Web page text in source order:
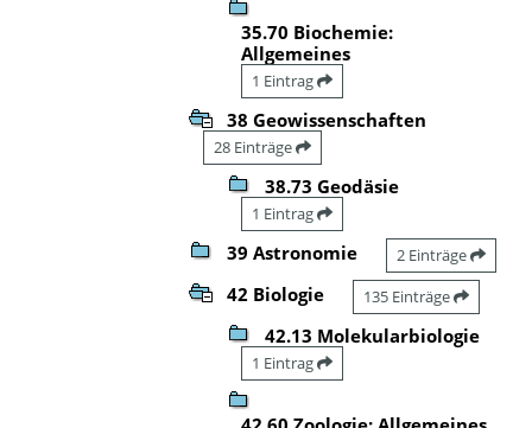
35.70 Biochemie:
Allgemeines
1 Eintrag
38 Geowissenschaften
28 Einträge
38.73 Geodäsie
1 Eintrag
39 Astronomie 2 Einträge
42 Biologie 135 Einträge
42.13 Molekularbiologie
1 Eintrag